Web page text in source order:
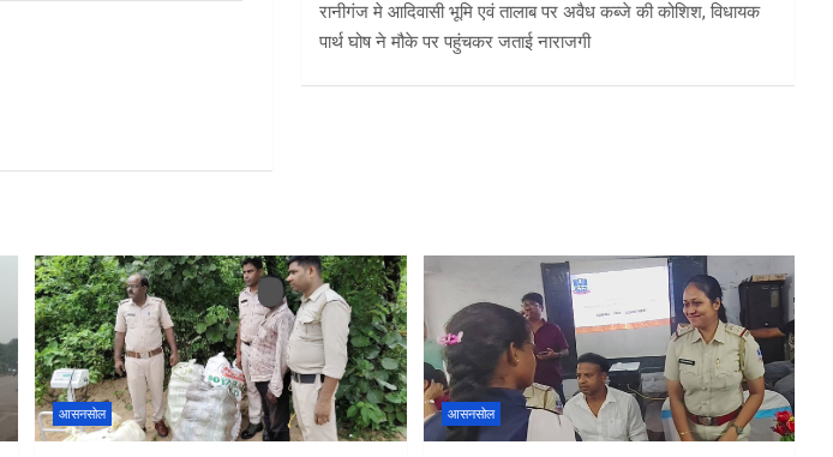
रानीगंज मे आदिवासी भूमि एवं तालाब पर अवैध कब्जे की कोशिश, विधायक
पार्थ घोष ने मौके पर पहुंचकर जताई नाराजगी
आसनसोल आसनसोल